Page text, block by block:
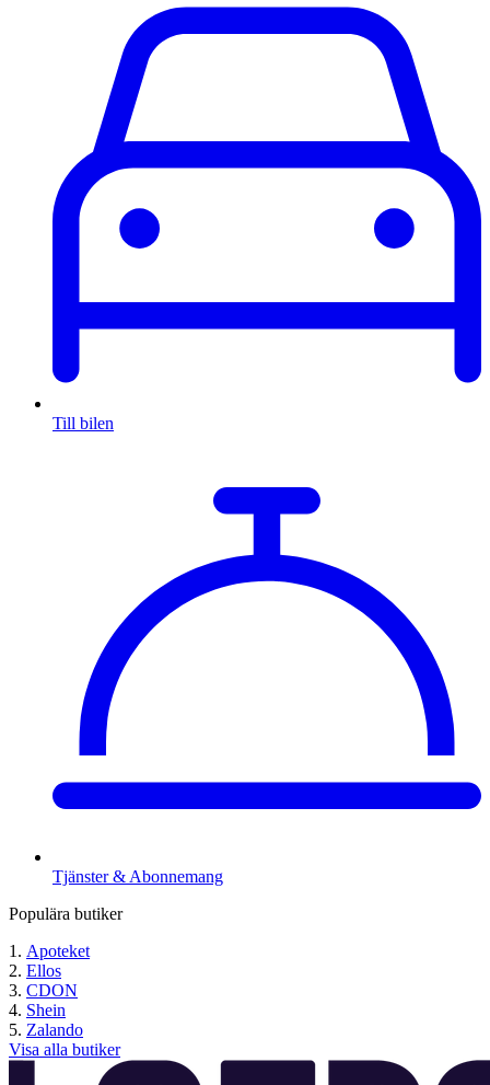
Till bilen
Tjänster & Abonnemang
Populära butiker
Apoteket
Ellos
CDON
Shein
Zalando
Visa alla butiker